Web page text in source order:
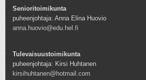
Senioritoimikunta
puheenjohtaja: Anna Elina Huovio
anna.huovio@edu.hel.fi
Tulevaisuustoimikunta
puheenjohtaja: Kirsi Huhtanen
kirsihuhtanen@hotmail.com